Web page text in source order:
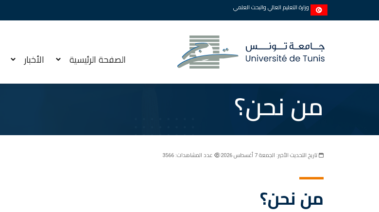
وزارة التعليم العالي والبحث العلمي
الصفحة الرئيسية الأخبار
من نحن؟
تاريخ التحديث الأخير: الجمعة 7 أغسطس 2026 عدد المشاهدات: 3566
من نحن؟